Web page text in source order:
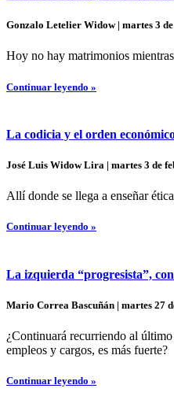
Gonzalo Letelier Widow | martes 3
Hoy no hay matrimonios
Continuar leyendo »
La codicia y el orden
José Luis Widow Lira | martes 3 de
Allí donde se llega a enseñar
Continuar leyendo »
La izquierda “progresista”,
Mario Correa Bascuñán | martes 27
¿Continuará recurriendo al
empleos y cargos, es más fuerte?
Continuar leyendo »